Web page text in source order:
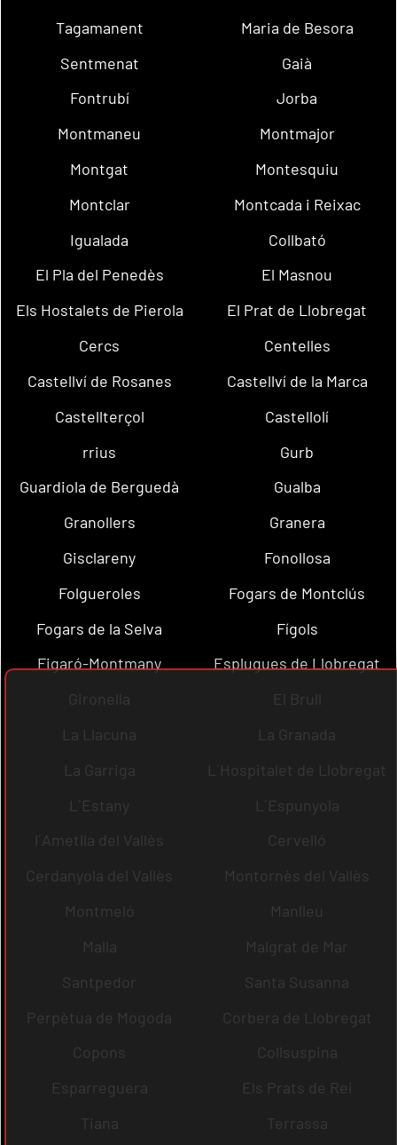
Tagamanent
Maria de Besora
Sentmenat
Gaià
Fontrubí
Jorba
Montmaneu
Montmajor
Montgat
Montesquiu
Montclar
Montcada i Reixac
Igualada
Collbató
El Pla del Penedès
El Masnou
Els Hostalets de Pierola
El Prat de Llobregat
Cercs
Centelles
Castellví de Rosanes
Castellví de la Marca
Castellterçol
Castellolí
rrius
Gurb
Guardiola de Berguedà
Gualba
Granollers
Granera
Gisclareny
Fonollosa
Folgueroles
Fogars de Montclús
Fogars de la Selva
Fígols
Figaró-Montmany
Esplugues de Llobregat
Gironella
El Brull
La Llacuna
La Granada
La Garriga
L´Hospitalet de Llobregat
L´Estany
L´Espunyola
l´Ametlla del Vallès
Cervelló
Cerdanyola del Vallès
Montornès del Vallès
Montmeló
Manlleu
Malla
Malgrat de Mar
Santpedor
Santa Susanna
Perpètua de Mogoda
Corbera de Llobregat
Copons
Collsuspina
Esparreguera
Els Prats de Rei
Tiana
Terrassa